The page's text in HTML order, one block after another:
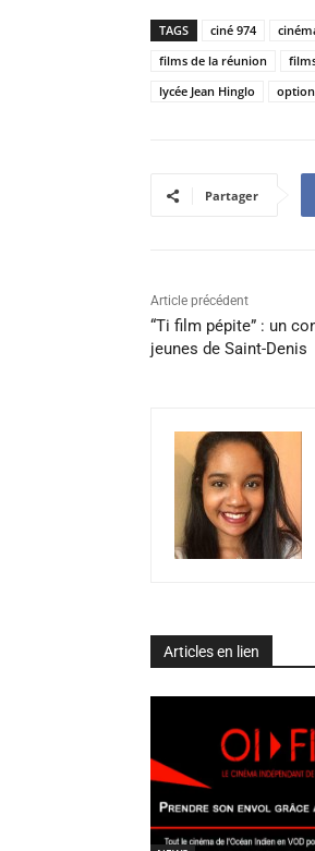
TAGS ciné 974
films de la réunion
lycée Jean Hinglo
Partager
Article précédent
“Ti film pépite” : un
jeunes de Saint-Denis
Articles en lien